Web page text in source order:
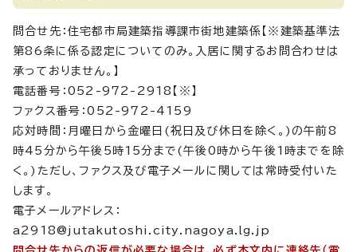
問合せ先：住宅都市局建築指導課市街地建築係【※建築基準法
第86条に係る認定についてのみ。入居に関するお問合わせは
承っておりません。】
電話番号：052-972-2918【※】
ファクス番号：052-972-4159
応対時間：月曜日から金曜日(祝日及び休日を除く。)の午前8
時45分から午後5時15分まで(午後0時から午後1時までを除
く。)ただし、ファクス及び電子メールに関しては常時受付いた
します。
電子メールアドレス：
a2918@jutakutoshi.city.nagoya.lg.jp